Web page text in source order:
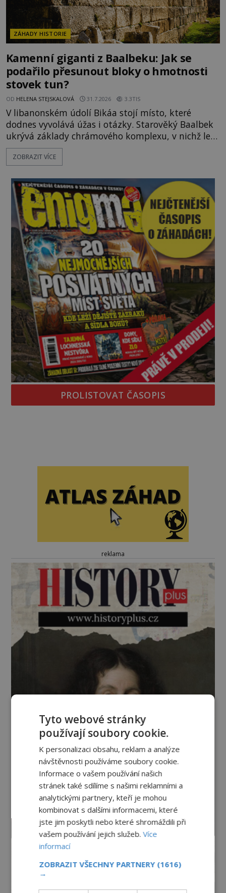
ZÁHADY HISTORIE
Kamenní giganti z Baalbeku: Jak se
podařilo přesunout bloky o hmotnosti
stovek tun?
OD HELENA STEJSKALOVÁ 31.7.2026 3.3TIS
V libanonském údolí Bikáa stojí místo, které
dodnes vyvolává úžas i otázky. Starověký Baalbek
ukrývá základy chrámového komplexu, v nichž leží
kameny tak obrovské, že se zdá téměř nemožné je
přesunout. Některé bloky váží kolem tisíce tun,
kolosů dokonce odhadem až 1650 tun. Jak lidé bez
moderních strojů dokázali takové giganty vytesat,
dopravit a přesně u
ZOBRAZIT VÍCE
PROLISTOVAT ČASOPIS
reklama
Tyto webové stránky
používají soubory cookie.
K personalizaci obsahu, reklam a analýze
návštěvnosti používáme soubory cookie.
Informace o vašem používání našich
stránek také sdílíme s našimi reklamními a
analytickými partnery, kteří je mohou
kombinovat s dalšími informacemi, které
jste jim poskytli nebo které shromáždili při
vašem používání jejich služeb.Více
informací
ZOBRAZIT VŠECHNY PARTNERY (1616)
→